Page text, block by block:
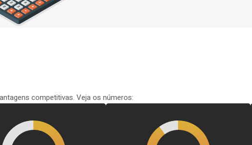
competitivas. Veja os números: